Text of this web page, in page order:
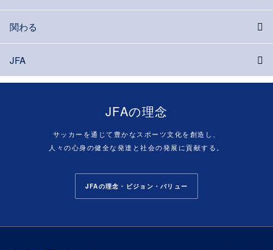
関わる
JFA
JFAの理念
サッカーを通じて豊かなスポーツ文化を創造し、
人々の心身の健全な発達と社会の発展に貢献する。
JFAの理念・ビジョン・バリュー